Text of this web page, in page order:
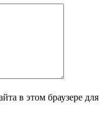
в этом браузере для